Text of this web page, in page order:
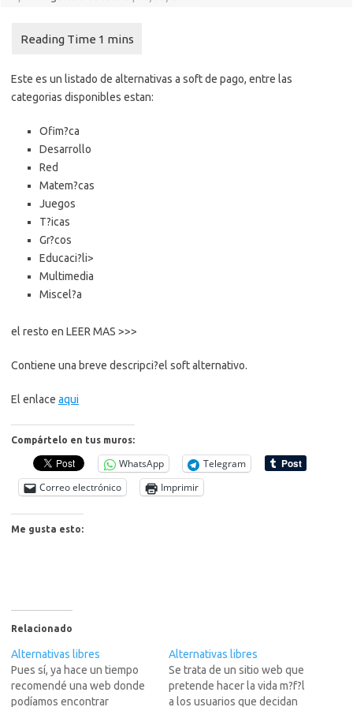
Este es un listado de alternativas a soft de pago, entre las
categorias disponibles estan:
Ofim?ca
Desarrollo
Red
Matem?cas
Juegos
T?icas
Gr?cos
Educaci?li>
Multimedia
Miscel?a
el resto en LEER MAS >>>
Contiene una breve descripci?el soft alternativo.
El enlace aqui
Compártelo en tus muros:
WhatsApp
Telegram
Correo electrónico
Imprimir
Me gusta esto:
Relacionado
Alternativas libres
Pues sí, ya hace un tiempo
recomendé una web donde
podíamos encontrar
Alternativas libres
Se trata de un sitio web que
pretende hacer la vida m?f?l
a los usuarios que decidan